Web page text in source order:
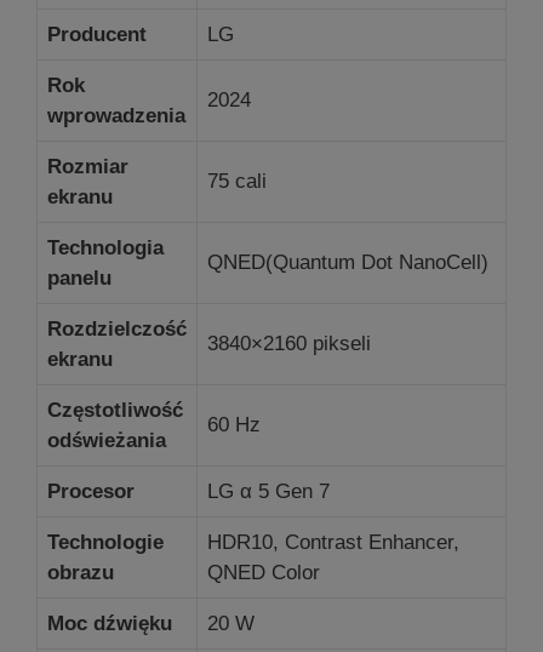
Producent LG
Rok
wprowadzenia
2024
Rozmiar
ekranu
75 cali
Technologia
panelu
QNED(Quantum Dot NanoCell)
Rozdzielczość
ekranu
3840×2160 pikseli
Częstotliwość
odświeżania
60 Hz
Procesor LG α 5 Gen 7
Technologie
obrazu
HDR10, Contrast Enhancer,
QNED Color
Moc dźwięku 20 W